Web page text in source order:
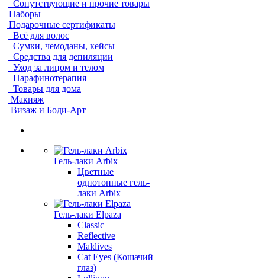
Сопутствующие и прочие товары
Наборы
Подарочные сертификаты
Всё для волос
Сумки, чемоданы, кейсы
Средства для депиляции
Уход за лицом и телом
Парафинотерапия
Товары для дома
Макияж
Визаж и Боди-Арт
Гель-лаки Arbix
Цветные
однотонные гель-
лаки Arbix
Гель-лаки Elpaza
Classic
Reflective
Maldives
Cat Eyes (Кошачий
глаз)